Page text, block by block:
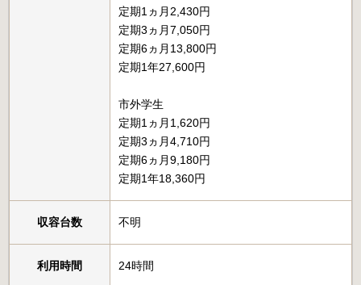
定期1ヵ月2,430円
定期3ヵ月7,050円
定期6ヵ月13,800円
定期1年27,600円
市外学生
定期1ヵ月1,620円
定期3ヵ月4,710円
定期6ヵ月9,180円
定期1年18,360円
収容台数 不明
利用時間 24時間